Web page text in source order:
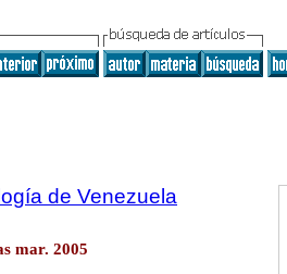
de Venezuela
mar. 2005